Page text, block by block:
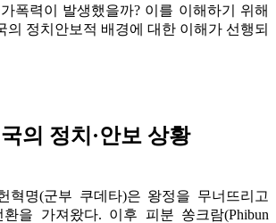
폭력이 발생했을까? 이를 이해하기 위해
의 정치안보적 배경에 대한 이해가 선행되
의 정치·안보 상황
혁명(군부 쿠데타)은 왕정을 무너뜨리고
환을 가져왔다. 이후 피분 쏭크람(Phibun